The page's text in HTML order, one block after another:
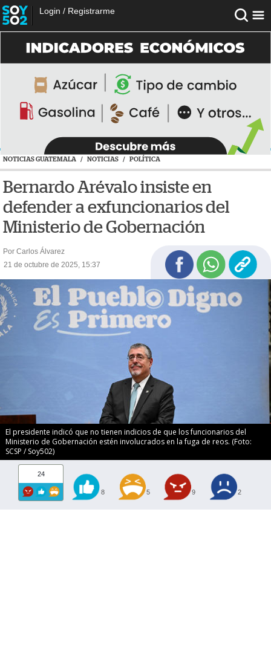
Login / Registrarme
NOTICIAS GUATEMALA / NOTICIAS / POLÍTICA
Bernardo Arévalo insiste en
defender a exfuncionarios del
Ministerio de Gobernación
Por Carlos Álvarez
21 de octubre de 2025, 15:37
El presidente indicó que no tienen indicios de que los funcionarios del
Ministerio de Gobernación estén involucrados en la fuga de reos. (Foto:
SCSP / Soy502)
24
8 5 9 2